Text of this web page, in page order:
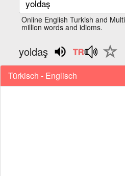
Online English Turkish and
million words and idioms.
yoldaş
Türkisch - Englisch